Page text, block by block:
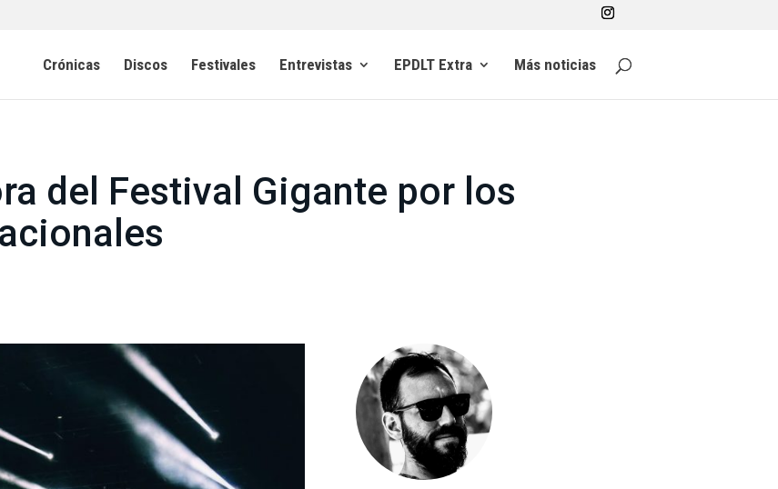
Crónicas Discos Festivales Entrevistas EPDLT Extra Más noticias
del Festival Gigante por los